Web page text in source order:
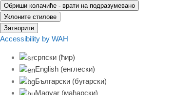
Обриши колачиће - врати на подразумевано
Уклоните стилове
Затворити
Accessibility by WAH
српски (ћир)
English (енглески)
Български (бугарски)
Magyar (мађарски)